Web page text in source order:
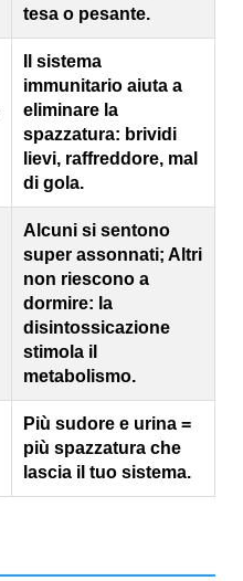
tesa o pesante.
Il sistema
immunitario aiuta a
eliminare la
spazzatura: brividi
lievi, raffreddore, mal
di gola.
Alcuni si sentono
super assonnati; Altri
non riescono a
dormire: la
disintossicazione
stimola il
metabolismo.
Più sudore e urina =
più spazzatura che
lascia il tuo sistema.